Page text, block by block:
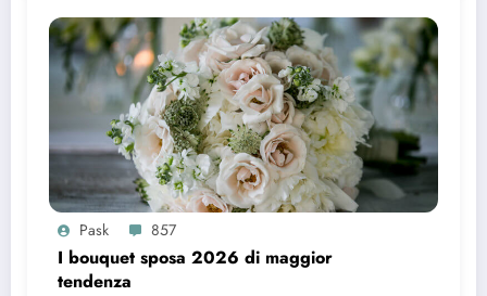
Pask 857
I bouquet sposa 2026 di maggior
tendenza